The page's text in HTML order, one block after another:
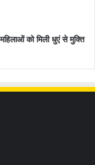
को मिली धुएं से मुक्ति